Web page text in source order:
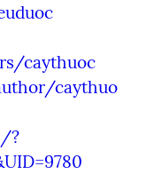
caythuoc
caythuo
?